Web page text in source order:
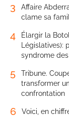
3
Affaire
clame sa
4
Élargir la
syndrome
5
Tribune.
transformer
confrontation
6 Voici, en